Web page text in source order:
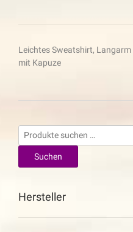
Leichtes Sweatshirt, Langarm
mit Kapuze
Suchen
nach:
Suchen
Hersteller